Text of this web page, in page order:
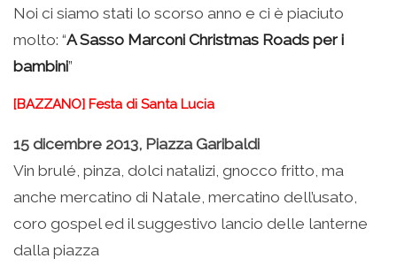
Noi ci siamo stati lo scorso anno e ci è piaciuto
molto: “A Sasso Marconi Christmas Roads per i
bambini”
[BAZZANO] Festa di Santa Lucia
15 dicembre 2013, Piazza Garibaldi
Vin brulé, pinza, dolci natalizi, gnocco fritto, ma
anche mercatino di Natale, mercatino dell’usato,
coro gospel ed il suggestivo lancio delle lanterne
dalla piazza